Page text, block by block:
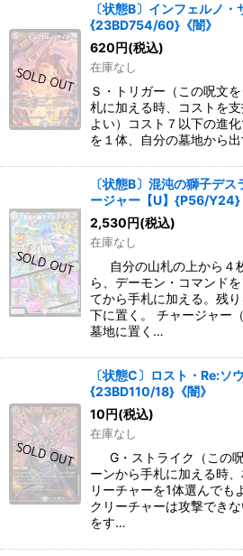
〔状態B〕インフェルノ・
{23BD754/60}《闇》
620 円(税込)
在庫なし
Ｓ・トリガー（この呪文
札に加える時、コストを
よい）コスト７以下の進
を１体、自分の墓地から出
〔状態B〕混沌の獅子デ
ージャー【U】{P56/Y24}
2,530 円(税込)
在庫なし
自分の山札の上から４
ら、デーモン・コマンド
てから手札に加える。残
下に置く。 チャージャー
墓地に置く…
〔状態C〕ロスト・Re:ソ
{23BD110/18}《闇》
10 円(税込)
在庫なし
G・ストライク（この
ーンから手札に加える時
リーチャーを1体選んでも
クリーチャーは攻撃でき
をす…